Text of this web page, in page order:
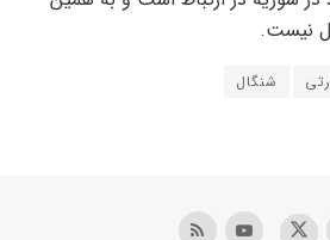
نیست.
شنگال